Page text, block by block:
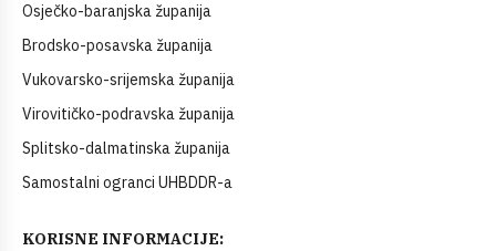
Osječko-baranjska županija
Brodsko-posavska županija
Vukovarsko-srijemska županija
Virovitičko-podravska županija
Splitsko-dalmatinska županija
Samostalni ogranci UHBDDR-a
KORISNE INFORMACIJE: